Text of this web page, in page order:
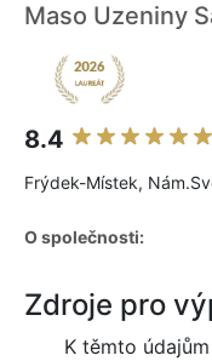
Maso Uzeniny
8.4
Frýdek-Místek,
O společnosti:
Zdroje pro
K těmto